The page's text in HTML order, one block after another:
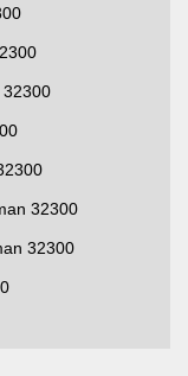
32300
32300
32300